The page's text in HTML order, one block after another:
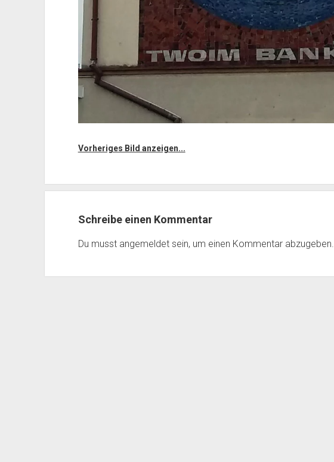
Vorheriges Bild anzeigen...
Schreibe einen Kommentar
Du musst angemeldetsein, um einen Kommentar abzugeben.